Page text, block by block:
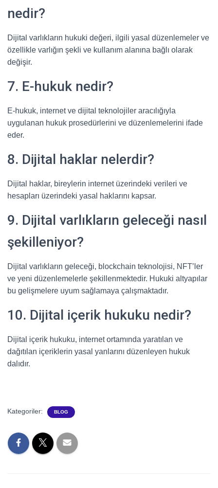
nedir?
Dijital varlıkların hukuki değeri, ilgili yasal düzenlemeler ve
özellikle varlığın şekli ve kullanım alanına bağlı olarak
değişir.
7. E-hukuk nedir?
E-hukuk, internet ve dijital teknolojiler aracılığıyla
uygulanan hukuk prosedürlerini ve düzenlemelerini ifade
eder.
8. Dijital haklar nelerdir?
Dijital haklar, bireylerin internet üzerindeki verileri ve
hesapları üzerindeki yasal haklarını kapsar.
9. Dijital varlıkların geleceği nasıl
şekilleniyor?
Dijital varlıkların geleceği, blockchain teknolojisi, NFT’ler
ve yeni düzenlemelerle şekillenmektedir. Hukuki altyapılar
bu gelişmelere uyum sağlamaya çalışmaktadır.
10. Dijital içerik hukuku nedir?
Dijital içerik hukuku, internet ortamında yaratılan ve
dağıtılan içeriklerin yasal yanlarını düzenleyen hukuk
dalıdır.
Kategoriler: BLOG